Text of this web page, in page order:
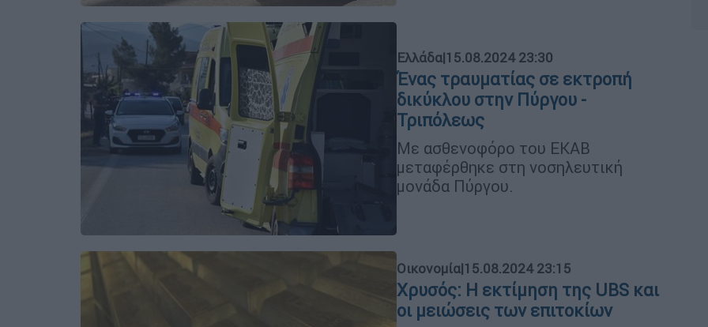
Ελλάδα|15.08.2024 23:30
Ένας τραυματίας σε εκτροπή
δικύκλου στην Πύργου -
Τριπόλεως
Με ασθενοφόρο του ΕΚΑΒ
μεταφέρθηκε στη νοσηλευτική
μονάδα Πύργου.
Οικονομία|15.08.2024 23:15
Χρυσός: Η εκτίμηση της UBS και
οι μειώσεις των επιτοκίων